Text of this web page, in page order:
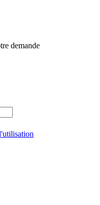
demande